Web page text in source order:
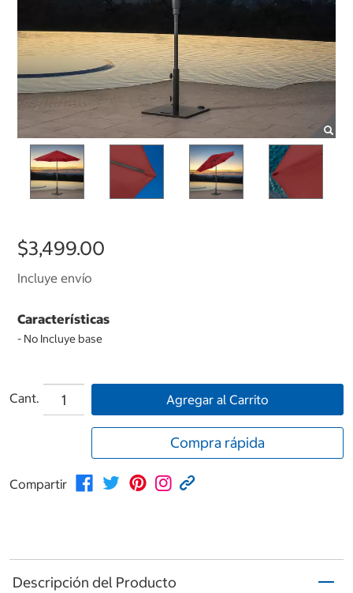
$3,499.00
Incluye envío
Características
- No Incluye base
Cant. Agregar al Carrito
Compra rápida
Compartir
Descripción del Producto